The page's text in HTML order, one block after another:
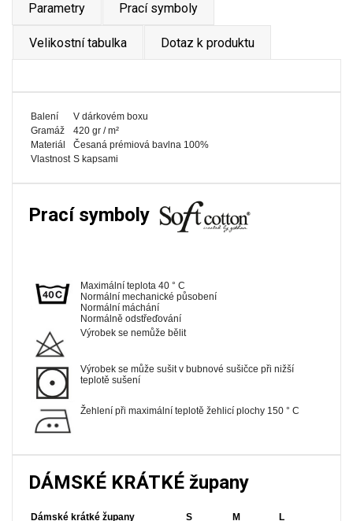
Parametry Prací symboly
Velikostní tabulka Dotaz k produktu
Balení
V dárkovém boxu
Gramáž
420 gr / m²
Materiál
Česaná prémiová bavlna 100%
Vlastnost S kapsami
Prací symboly
Maximální teplota 40 ° C
Normální mechanické působení
Normální máchání
Normálně odstřeďování
Výrobek se nemůže bělit
Výrobek se může sušit v bubnové sušičce při nižší
teplotě sušení
Žehlení při maximální teplotě žehlicí plochy 150 ° C
DÁMSKÉ KRÁTKÉ župany
Dámské krátké župany S M L